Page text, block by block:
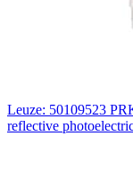
Leuze: 50109523
reflective